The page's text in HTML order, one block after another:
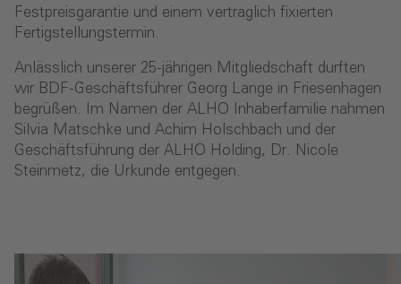
Festpreisgarantie und einem vertraglich fixierten
Fertigstellungstermin.
Anlässlich unserer 25-jährigen Mitgliedschaft durften
wir BDF-Geschäftsführer Georg Lange in Friesenhagen
begrüßen. Im Namen der ALHO Inhaberfamilie nahmen
Silvia Matschke und Achim Holschbach und der
Geschäftsführung der ALHO Holding, Dr. Nicole
Steinmetz, die Urkunde entgegen.